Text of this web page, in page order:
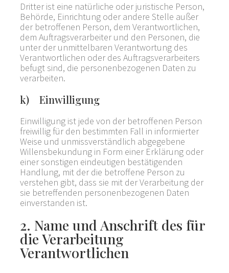
Dritter ist eine natürliche oder juristische Person,
Behörde, Einrichtung oder andere Stelle außer
der betroffenen Person, dem Verantwortlichen,
dem Auftragsverarbeiter und den Personen, die
unter der unmittelbaren Verantwortung des
Verantwortlichen oder des Auftragsverarbeiters
befugt sind, die personenbezogenen Daten zu
verarbeiten.
k) Einwilligung
Einwilligung ist jede von der betroffenen Person
freiwillig für den bestimmten Fall in informierter
Weise und unmissverständlich abgegebene
Willensbekundung in Form einer Erklärung oder
einer sonstigen eindeutigen bestätigenden
Handlung, mit der die betroffene Person zu
verstehen gibt, dass sie mit der Verarbeitung der
sie betreffenden personenbezogenen Daten
einverstanden ist.
2. Name und Anschrift des für
die Verarbeitung
Verantwortlichen